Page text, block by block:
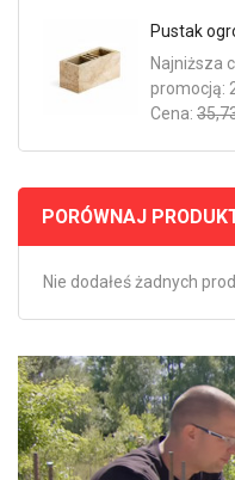
Pustak
Najniższa
promocją:
Cena:
PORÓWNAJ
Nie dodałeś żadnych